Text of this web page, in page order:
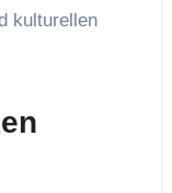
kulturellen